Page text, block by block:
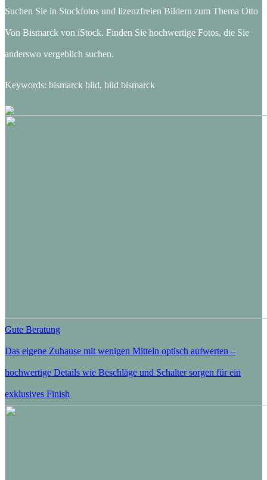
Suchen Sie in Stockfotos und lizenzfreien Bildern zum Thema Otto
Von Bismarck von iStock. Finden Sie hochwertige Fotos, die Sie
anderswo vergeblich suchen.
Keywords: bismarck bild, bild bismarck
Gute Beratung
Das eigene Zuhause mit wenigen Mitteln optisch aufwerten –
hochwertige Details wie Beschläge und Schalter sorgen für ein
exklusives Finish